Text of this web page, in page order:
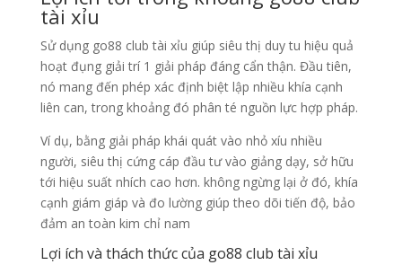
tài xỉu
Sử dụng go88 club tài xỉu giúp siêu thị duy tu hiệu quả
hoạt đụng giải trí 1 giải pháp đáng cẩn thận. Đầu tiên,
nó mang đến phép xác định biệt lập nhiều khía cạnh
liên can, trong khoảng đó phân té nguồn lực hợp pháp.
Ví dụ, bằng giải pháp khái quát vào nhỏ xíu nhiều
người, siêu thị cứng cáp đầu tư vào giảng dạy, sở hữu
tới hiệu suất nhích cao hơn. không ngừng lại ở đó, khía
cạnh giám giáp và đo lường giúp theo dõi tiến độ, bảo
đảm an toàn kim chỉ nam
Lợi ích và thách thức của go88 club tài xỉu